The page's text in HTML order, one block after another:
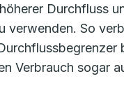
Durchfluss
verwenden. So
Verbrauch sogar